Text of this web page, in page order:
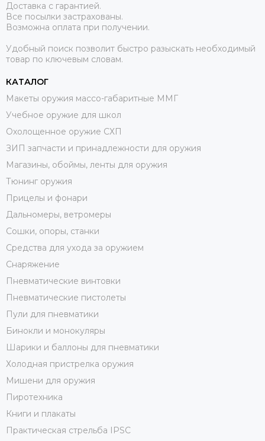
Доставка с гарантией.
Все посылки застрахованы.
Возможна оплата при получении.
Удобный поиск позволит быстро разыскать необходимый
товар по ключевым словам.
КАТАЛОГ
Макеты оружия массо-габаритные ММГ
Учебное оружие для школ
Охолощенное оружие СХП
ЗИП запчасти и принадлежности для оружия
Магазины, обоймы, ленты для оружия
Тюнинг оружия
Прицелы и фонари
Дальномеры, ветромеры
Сошки, опоры, станки
Средства для ухода за оружием
Снаряжение
Пневматические винтовки
Пневматические пистолеты
Пули для пневматики
Бинокли и монокуляры
Шарики и баллоны для пневматики
Холодная пристрелка оружия
Мишени для оружия
Пиротехника
Книги и плакаты
Практическая стрельба IPSC